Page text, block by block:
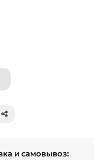
и самовывоз: